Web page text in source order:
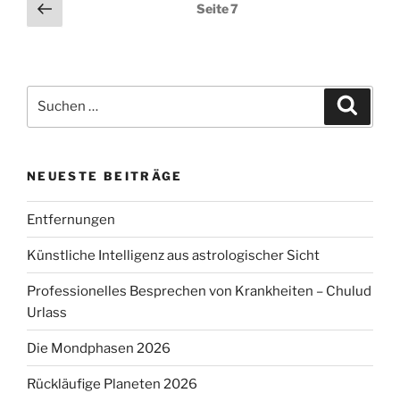
der
Vorherige
Seite
Seite7
nach:
NEUESTE BEITRÄGE
Entfernungen
Künstliche Intelligenz aus astrologischer Sicht
Professionelles Besprechen von Krankheiten – Chulud
Urlass
Die Mondphasen 2026
Rückläufige Planeten 2026